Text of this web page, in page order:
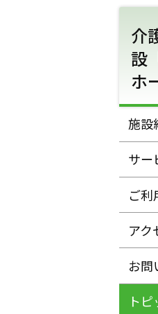
介
設
ホ
施設
サー
ご利
アク
お問
トピ